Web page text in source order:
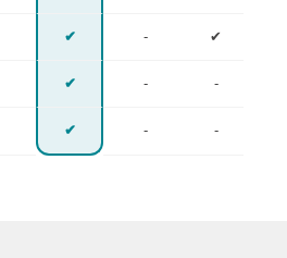
✔ - ✔
✔ - -
✔ - -